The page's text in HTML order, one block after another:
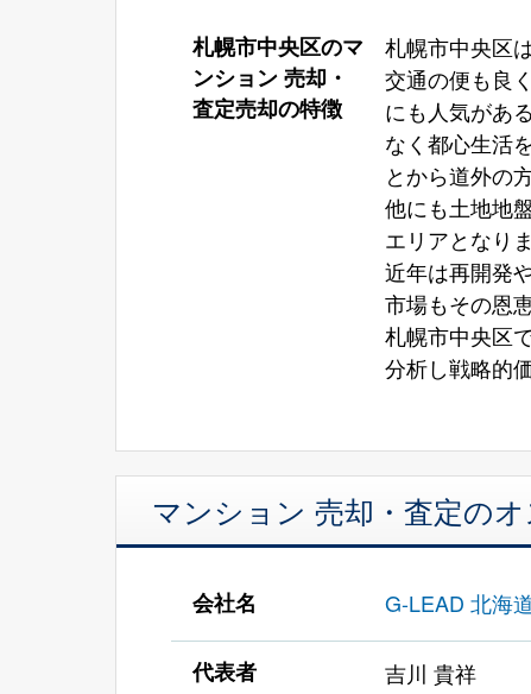
札幌市中央区のマ
ンション 売却・
査定売却の特徴
札幌市中央区
交通の便も良
にも人気があ
なく都心生活
とから道外の
他にも土地地
エリアとなりま
近年は再開発
市場もその恩
札幌市中央区
分析し戦略的
マンション 売却・査定の
会社名 G-LEAD 北海
代表者 吉川 貴祥